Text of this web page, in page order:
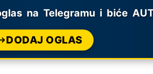
na Telegramu i biće
DODAJ OGLAS